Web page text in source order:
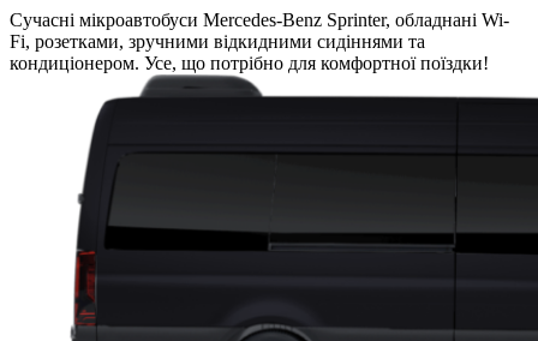
Сучасні мікроавтобуси Mercedes-Benz Sprinter, обладнані Wi-
Fi, розетками, зручними відкидними сидіннями та
кондиціонером. Усе, що потрібно для комфортної поїздки!